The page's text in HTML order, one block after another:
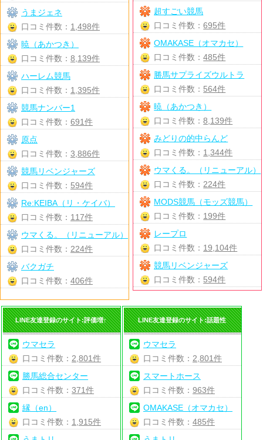
超すごい競馬
口コミ件数：695件
OMAKASE（オマカセ）
口コミ件数：485件
勝馬サプライズウルトラ
口コミ件数： 564件
暁（あかつき）
口コミ件数：8,139件
みどりの的中らんど
口コミ件数： 1,344件
ウマくる。（リニューアル）
口コミ件数： 224件
MODS競馬（モッズ競馬）
口コミ件数： 199件
レープロ
口コミ件数： 19,104件
競馬リベンジャーズ
口コミ件数： 594件
うまジェネ
口コミ件数： 1,498件
暁（あかつき）
口コミ件数： 8,139件
ハーレム競馬
口コミ件数： 1,395件
競馬ナンバー1
口コミ件数： 691件
原点
口コミ件数： 3,886件
競馬リベンジャーズ
口コミ件数： 594件
Re:KEIBA（リ・ケイバ）
口コミ件数： 117件
ウマくる。（リニューアル）
口コミ件数： 224件
バクガチ
口コミ件数： 406件
LINE友達登録のサイト:評価増↑
ウマセラ
口コミ件数： 2,801件
勝馬総合センター
口コミ件数：371件
縁（en）
口コミ件数： 1,915件
LINE友達登録のサイト:話題性
ウマセラ
口コミ件数： 2,801件
スマートホース
口コミ件数： 963件
OMAKASE（オマカセ）
口コミ件数： 485件